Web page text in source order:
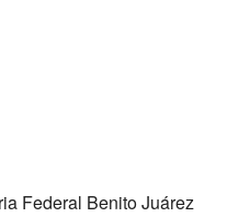
Federal Benito Juárez